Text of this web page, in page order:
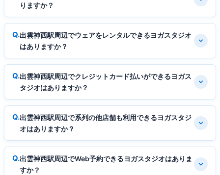
りますか？
出雲神西駅周辺でウェアをレンタルできるヨガスタジオ
はありますか？
出雲神西駅周辺でクレジットカード払いができるヨガス
タジオはありますか？
出雲神西駅周辺で系列の他店舗も利用できるヨガスタジ
オはありますか？
出雲神西駅周辺でWeb予約できるヨガスタジオはありま
すか？